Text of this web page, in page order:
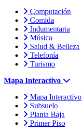
Computación
Comida
Indumentaria
Música
Salud & Belleza
Telefonía
Turismo
Mapa Interactivo
Mapa Interactivo
Subsuelo
Planta Baja
Primer Piso